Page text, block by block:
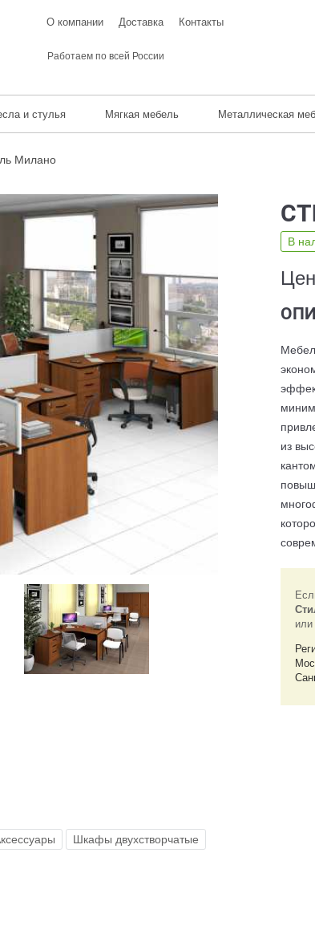
О компании Доставка Контакты
Работаем по всей России
и стулья Мягкая мебель Металлическая
Милано
В
из
или
Шкафы двухстворчатые